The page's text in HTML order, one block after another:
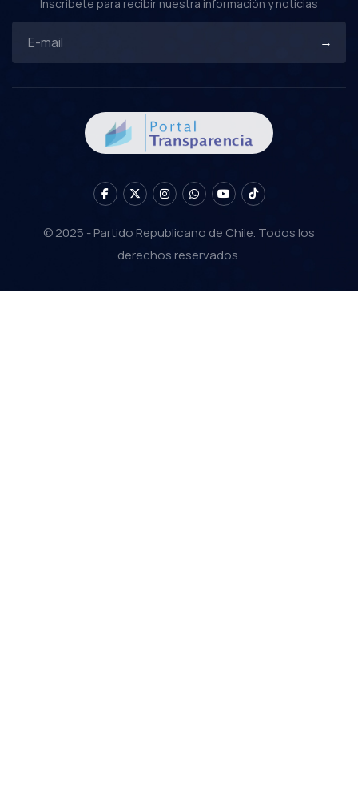
Inscríbete para recibir nuestra información y noticias
© 2025 - Partido Republicano de Chile. Todos los
derechos reservados.